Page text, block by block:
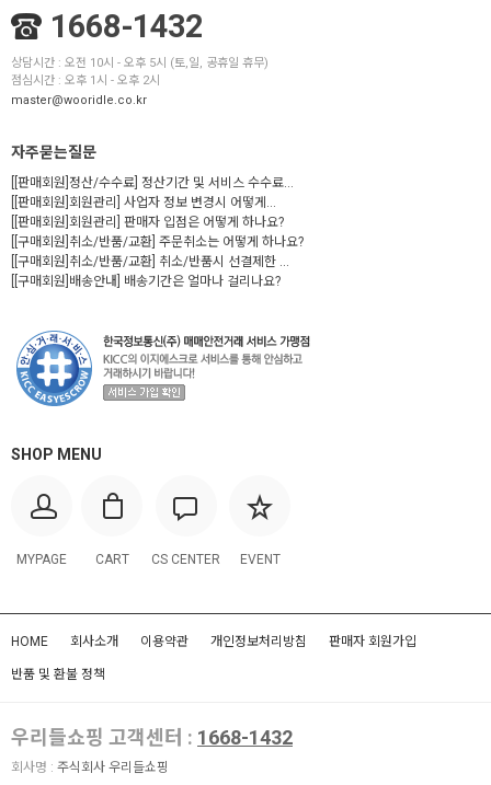
1668-1432
상담시간 : 오전 10시 - 오후 5시 (토,일, 공휴일 휴무)
점심시간 : 오후 1시 - 오후 2시
master@wooridle.co.kr
자주묻는질문
[[판매회원]정산/수수료] 정산기간 및 서비스 수수료...
[[판매회원]회원관리] 사업자 정보 변경시 어떻게...
[[판매회원]회원관리] 판매자 입점은 어떻게 하나요?
[[구매회원]취소/반품/교환] 주문취소는 어떻게 하나요?
[[구매회원]취소/반품/교환] 취소/반품시 선결제한 ...
[[구매회원]배송안내] 배송기간은 얼마나 걸리나요?
SHOP MENU
MYPAGE CART CS CENTER EVENT
HOME 회사소개 이용약관 개인정보처리방침 판매자 회원가입
반품 및 환불 정책
우리들쇼핑 고객센터 : 1668-1432
회사명 : 주식회사 우리들쇼핑